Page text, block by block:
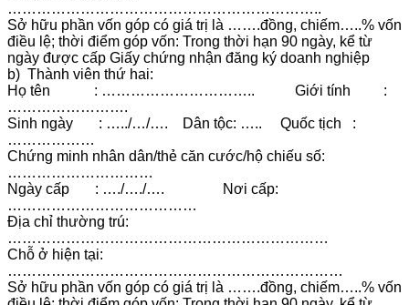
………………………………………………………..
Sở hữu phần vốn góp có giá trị là …….đồng, chiếm…..% vốn
điều lệ; thời điểm góp vốn: Trong thời hạn 90 ngày, kể từ
ngày được cấp Giấy chứng nhận đăng ký doanh nghiệp
b) Thành viên thứ hai:
Họ tên : ………………………….. Giới tính :
…………………….
Sinh ngày : …../…/…. Dân tộc: ….. Quốc tịch :
………………
Chứng minh nhân dân/thẻ căn cước/hộ chiếu số:
…………………………
Ngày cấp : …./…./…. Nơi cấp:
…………………………………
Địa chỉ thường trú:
…………………………………………………………
Chỗ ở hiện tại:
……………………………………………………………
Sở hữu phần vốn góp có giá trị là …….đồng, chiếm…..% vốn